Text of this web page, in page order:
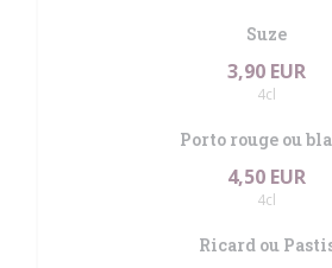
Suze
3,90 EUR
4cl
Porto rouge ou
4,50 EUR
4cl
Ricard ou